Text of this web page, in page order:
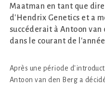
Maatman en tant que
d'Hendrix Genetics et a
succéderait à Antoon van
dans le courant de
Après une période
Antoon van den Berg a